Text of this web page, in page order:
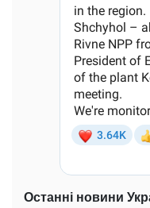
Останні новини